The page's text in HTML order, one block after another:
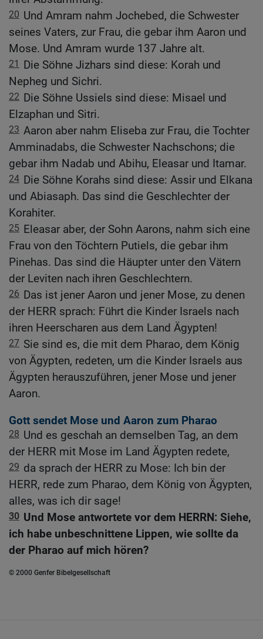
20 Und Amram nahm Jochebed, die Schwester
seines Vaters, zur Frau, die gebar ihm Aaron und
Mose. Und Amram wurde 137 Jahre alt.
21
Die Söhne Jizhars sind diese: Korah und
Nepheg und Sichri.
22 Die Söhne Ussiels sind diese: Misael und
Elzaphan und Sitri.
23 Aaron aber nahm Eliseba zur Frau, die Tochter
Amminadabs, die Schwester Nachschons; die
gebar ihm Nadab und Abihu, Eleasar und Itamar.
24 Die Söhne Korahs sind diese: Assir und Elkana
und Abiasaph. Das sind die Geschlechter der
Korahiter.
25 Eleasar aber, der Sohn Aarons, nahm sich eine
Frau von den Töchtern Putiels, die gebar ihm
Pinehas. Das sind die Häupter unter den Vätern
der Leviten nach ihren Geschlechtern.
26 Das ist jener Aaron und jener Mose, zu denen
der HERR sprach: Führt die Kinder Israels nach
ihren Heerscharen aus dem Land Ägypten!
27 Sie sind es, die mit dem Pharao, dem König
von Ägypten, redeten, um die Kinder Israels aus
Ägypten herauszuführen, jener Mose und jener
Aaron.
Gott sendet Mose und Aaron zum Pharao
28 Und es geschah an demselben Tag, an dem
der HERR mit Mose im Land Ägypten redete,
29 da sprach der HERR zu Mose: Ich bin der
HERR, rede zum Pharao, dem König von Ägypten,
alles, was ich dir sage!
30 Und Mose antwortete vor dem HERRN: Siehe,
ich habe unbeschnittene Lippen, wie sollte da
der Pharao auf mich hören?
© 2000 Genfer Bibelgesellschaft